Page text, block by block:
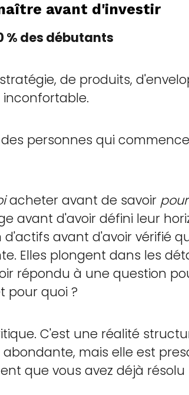
avant d'investir
% des débutants
de produits,
personnes qui
acheter avant de savoir
avant d'avoir défini leur
avant d'avoir vérifié
Elles plongent dans les
répondu à une question
pour quoi ?
C'est une réalité
mais elle est
que vous avez déjà